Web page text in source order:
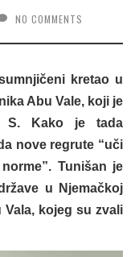
NO COMMENTS
kretao u
Abu Vale, koji je
S. Kako je tada
nove regrute “uči
Tunišan je
u Njemačkoj
kojeg su zvali